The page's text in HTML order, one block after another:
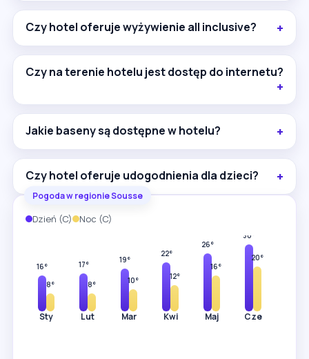
Czy hotel oferuje wyżywienie all inclusive?
Czy na terenie hotelu jest dostęp do internetu?
Jakie baseny są dostępne w hotelu?
Czy hotel oferuje udogodnienia dla dzieci?
Pogoda w regionie Sousse
Dzień (C) Noc (C)
16°
8°
Sty
17°
8°
Lut
19°
10°
Mar
22°
12°
Kwi
26°
16°
Maj
30°
20°
Cze